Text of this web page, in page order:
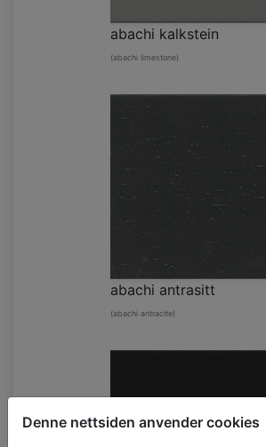
Denne nettsiden anvender cookies
abachi kalkstein
(abachi limestone)
abachi antrasitt
(abachi antracite)